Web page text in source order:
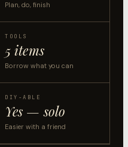
Plan, do, finish
TOOLS
5 items
Borrow what you can
DIY-ABLE
Yes — solo
Easier with a friend